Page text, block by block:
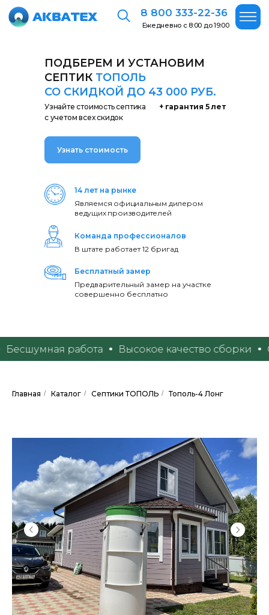
8 800 333-22-36
Ежедневно с 8:00 до 19:00
ПОДБЕРЕМ И УСТАНОВИМ
СЕПТИК ТОПОЛЬ
СО СКИДКОЙ ДО 43 000 РУБ.
+ гарантия 5 лет
14 лет на рынке
Узнайте стоимость септика
с учетом всех скидок
Команда профессионалов
Являемся официальным дилером
ведущих производителей
Бесплатный замер
В штате работает 12 бригад
Предварительный замер на участке
совершенно бесплатно
Узнать стоимость
работа Высокое качество сборки
Главная / Каталог / Септики ТОПОЛЬ / Тополь-4 Лонг